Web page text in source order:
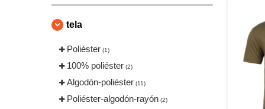
tela
Poliéster (1)
100% poliéster (2)
Algodón-poliéster (11)
Poliéster-algodón-rayón (2)